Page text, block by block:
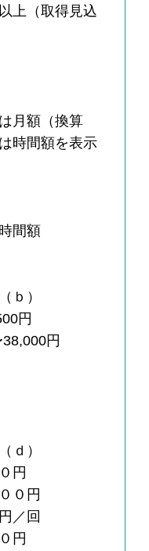
上（取得見込
月額（換算
時間額を表示
間額
ｂ）
円
円
ｄ）
円
０円
／回
円